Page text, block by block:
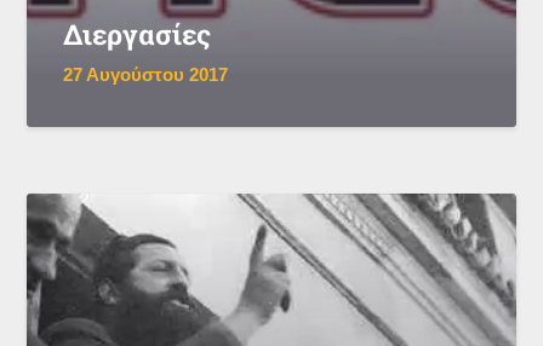
Διεργασίες
27 Αυγούστου 2017